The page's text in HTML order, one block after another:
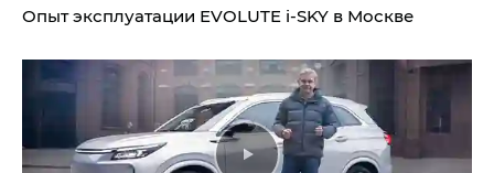
Опыт эксплуатации EVOLUTE i‑SKY в Москве